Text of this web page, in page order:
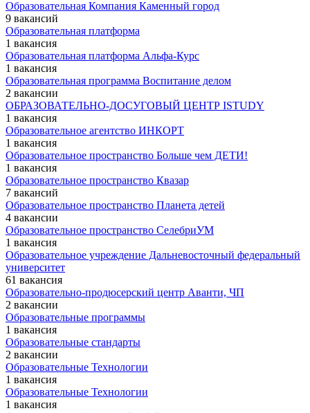
Образовательная Компания Каменный город
9 вакансий
Образовательная платформа
1 вакансия
Образовательная платформа Альфа-Курс
1 вакансия
Образовательная программа Воспитание делом
2 вакансии
ОБРАЗОВАТЕЛЬНО-ДОСУГОВЫЙ ЦЕНТР ISTUDY
1 вакансия
Образовательное агентство ИНКОРТ
1 вакансия
Образовательное пространство Больше чем ДЕТИ!
1 вакансия
Образовательное пространство Квазар
7 вакансий
Образовательное пространство Планета детей
4 вакансии
Образовательное пространство СелебриУМ
1 вакансия
Образовательное учреждение Дальневосточный федеральный
университет
61 вакансия
Образовательно-продюсерский центр Аванти, ЧП
2 вакансии
Образовательные программы
1 вакансия
Образовательные стандарты
2 вакансии
Образовательные Технологии
1 вакансия
Образовательные Технологии
1 вакансия